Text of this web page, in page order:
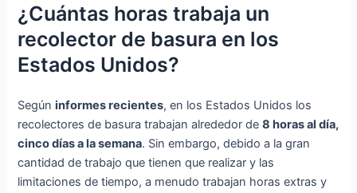
¿Cuántas horas trabaja un
recolector de basura en los
Estados Unidos?
Segúninformes recientes, en los Estados Unidos los
recolectores de basura trabajan alrededor de8 horas al día,
cinco días a la semana. Sin embargo, debido a la gran
cantidad de trabajo que tienen que realizar y las
limitaciones de tiempo, a menudo trabajan horas extras y